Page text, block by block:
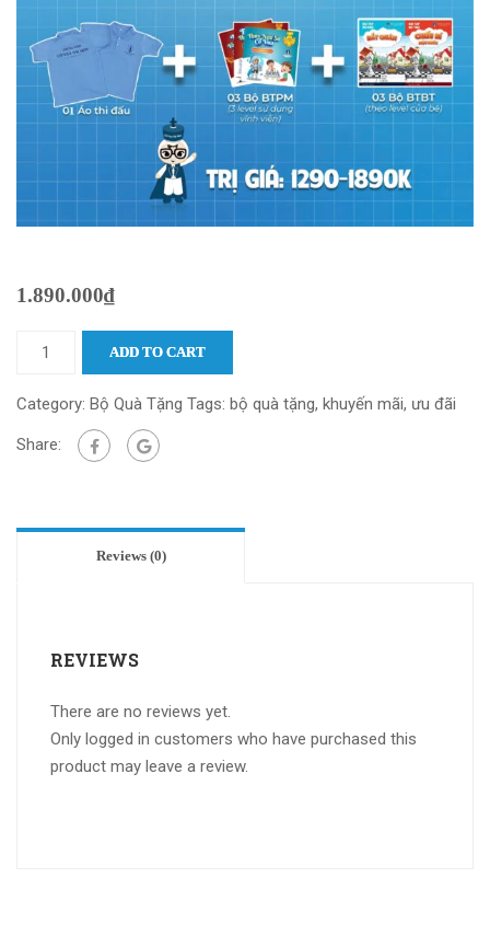
1.890.000₫
ADD TO CART
Category: Bộ Quà Tặng Tags: bộ quà tặng, khuyến mãi, ưu đãi
Share:
Reviews (0)
REVIEWS
There are no reviews yet.
Only logged in customers who have purchased this
product may leave a review.